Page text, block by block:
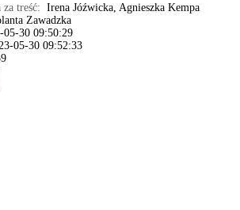
za treść: Irena Jóźwicka, Agnieszka Kempa
Zawadzka
05-30 09:50:29
05-30 09:52:33